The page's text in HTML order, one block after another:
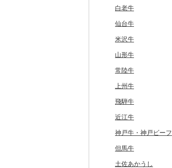
白老牛
仙台牛
米沢牛
山形牛
常陸牛
上州牛
飛騨牛
近江牛
神戸牛・神戸ビーフ
但馬牛
土佐あかうし